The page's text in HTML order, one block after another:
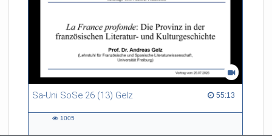
Sa-Uni SoSe 26 (13) Gelz 55:13
55:13 duration
1005